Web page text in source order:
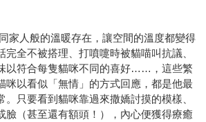
家人般的溫暖存在，讓空間的溫度都變得
全不被搭理、打噴嚏時被貓喵叫抗議、
以符合每隻貓咪不同的喜好……，這些繁
咪以看似「無情」的方式回應，都是他最
只要看到貓咪靠過來撒嬌討摸的模樣、
臉（甚至還有額頭！），內心便獲得療癒